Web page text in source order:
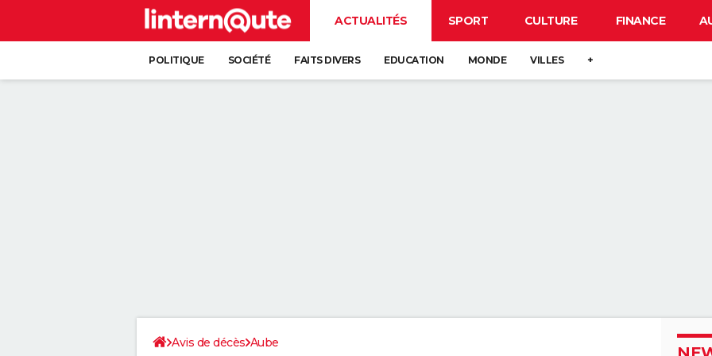
ACTUALITÉS SPORT CULTURE FINANCE
POLITIQUE SOCIÉTÉ FAITS DIVERS EDUCATION MONDE VILLES +
Avis de décès Aube